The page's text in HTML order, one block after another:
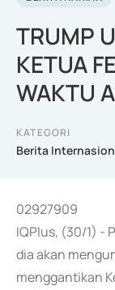
TRUMP
KETUA
WAKTU
KATEGORI
Berita
02927909
IQPlus, (30/1) -
dia akan
menggantikan